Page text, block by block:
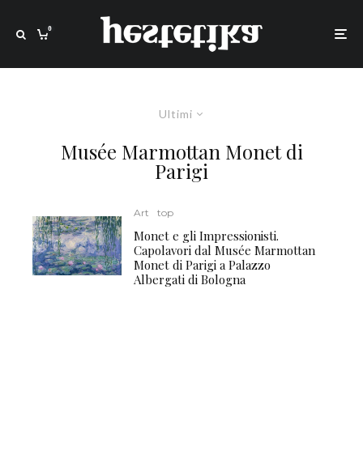
0
Ultimi
Musée Marmottan Monet di
Parigi
Art top
Monet e gli Impressionisti.
Capolavori dal Musée Marmottan
Monet di Parigi a Palazzo
Albergati di Bologna